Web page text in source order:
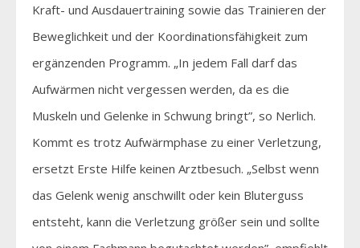
Kraft- und Ausdauertraining sowie das Trainieren der
Beweglichkeit und der Koordinationsfähigkeit zum
ergänzenden Programm. „In jedem Fall darf das
Aufwärmen nicht vergessen werden, da es die
Muskeln und Gelenke in Schwung bringt”, so Nerlich.
Kommt es trotz Aufwärmphase zu einer Verletzung,
ersetzt Erste Hilfe keinen Arztbesuch. „Selbst wenn
das Gelenk wenig anschwillt oder kein Bluterguss
entsteht, kann die Verletzung größer sein und sollte